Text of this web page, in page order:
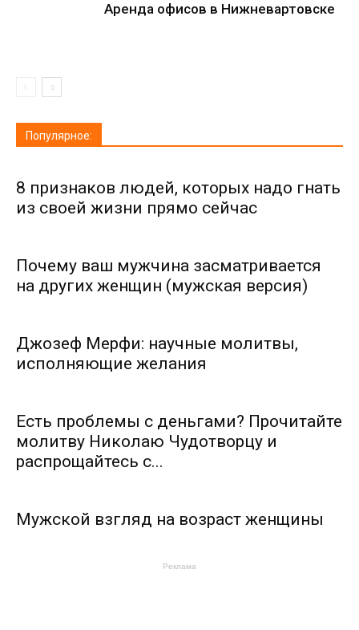
Аренда офисов в Нижневартовске
Популярное:
8 признаков людей, которых надо гнать
из своей жизни прямо сейчас
Почему ваш мужчина засматривается
на других женщин (мужская версия)
Джозеф Мерфи: научные молитвы,
исполняющие желания
Есть проблемы с деньгами? Прочитайте
молитву Николаю Чудотворцу и
распрощайтесь с...
Мужской взгляд на возраст женщины
Реклама